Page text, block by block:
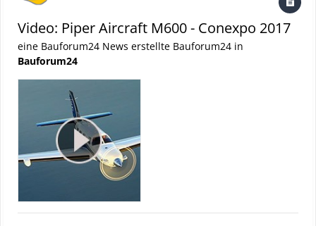
Video: Piper Aircraft M600 - Conexpo 2017
eine Bauforum24 News erstellte Bauforum24 in
Bauforum24